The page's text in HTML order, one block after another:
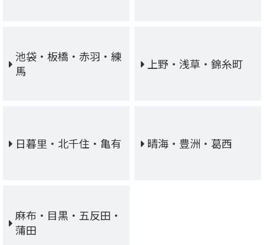
池袋・板橋・赤羽・練
馬
上野・浅草・錦糸町
日暮里・北千住・亀有 晴海・豊洲・葛西
麻布・目黒・五反田・
蒲田